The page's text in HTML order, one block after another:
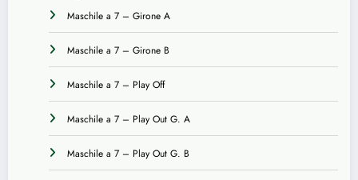
Maschile a 7 – Girone A
Maschile a 7 – Girone B
Maschile a 7 – Play Off
Maschile a 7 – Play Out G. A
Maschile a 7 – Play Out G. B